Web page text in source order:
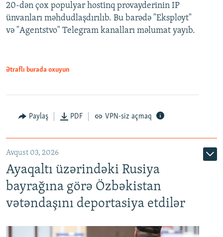
20-dən çox populyar hostinq provayderinin IP
ünvanları məhdudlaşdırılıb. Bu barədə "Eksployt"
və "Agentstvo" Telegram kanalları məlumat yayıb.
Ətraflı burada oxuyun
Paylaş PDF VPN-siz açmaq
Avqust 03, 2026
Ayaqaltı üzərindəki Rusiya
bayrağına görə Özbəkistan
vətəndaşını deportasiya etdilər